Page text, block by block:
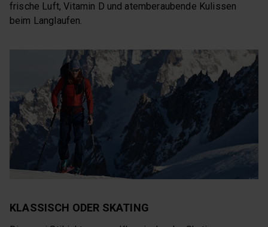
frische Luft, Vitamin D und atemberaubende Kulissen
beim Langlaufen.
KLASSISCH ODER SKATING